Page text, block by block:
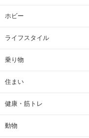
ホビー
ライフスタイル
乗り物
住まい
健康・筋トレ
動物